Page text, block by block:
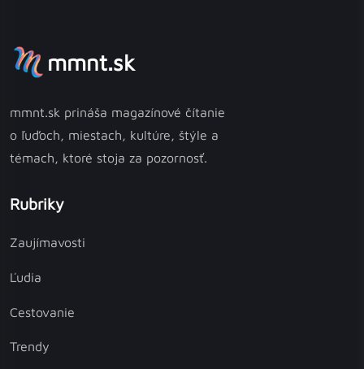
mmnt.sk
mmnt.sk prináša magazínové čítanie
o ľuďoch, miestach, kultúre, štýle a
témach, ktoré stoja za pozornosť.
Rubriky
Zaujímavosti
Ľudia
Cestovanie
Trendy